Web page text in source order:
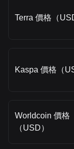
Terra 價格（
Kaspa 價格（
Worldcoin 價格
（USD）